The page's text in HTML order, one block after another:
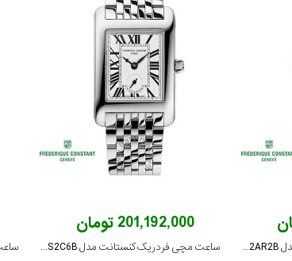
ساعت مچی فردریک کنستانت مدل FC-200MPW2AR2B
201,192,000 تومان
ساعت مچی فردریک کنستانت مدل FC-235S2C6B